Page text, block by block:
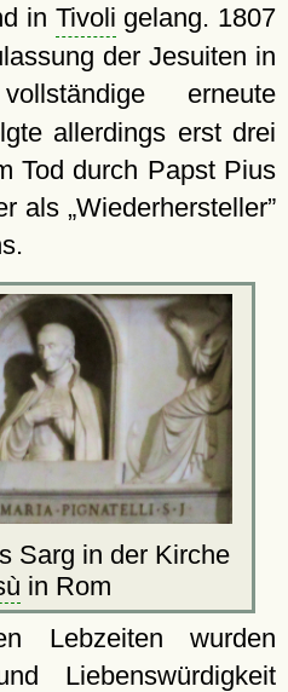
in Tivoli gelang. 1807
der Jesuiten in
erneute
allerdings erst drei
Tod durch Papst Pius
als Wiederhersteller
Sarg in der Kirche
in Rom
Lebzeiten wurden
Liebenswürdigkeit